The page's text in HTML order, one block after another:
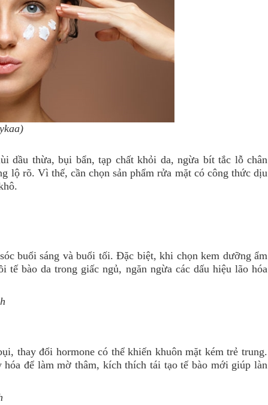
dầu thừa, bụi bẩn, tạp chất khỏi da, ngừa bít tắc lỗ chân
lộ rõ. Vì thế, cần chọn sản phẩm rửa mặt có công thức dịu
buổi sáng và buổi tối. Đặc biệt, khi chọn kem dưỡng ẩm
bào da trong giấc ngủ, ngăn ngừa các dấu hiệu lão hóa
thay đổi hormone có thể khiến khuôn mặt kém trẻ trung.
để làm mờ thâm, kích thích tái tạo tế bào mới giúp làn